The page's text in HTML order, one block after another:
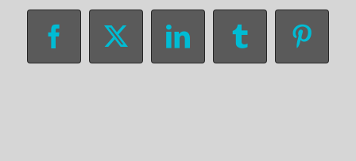
Facebook
X LinkedInTumblr